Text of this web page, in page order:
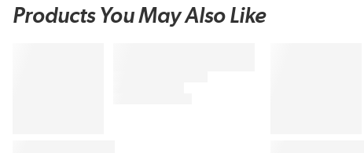
Products You May Also Like